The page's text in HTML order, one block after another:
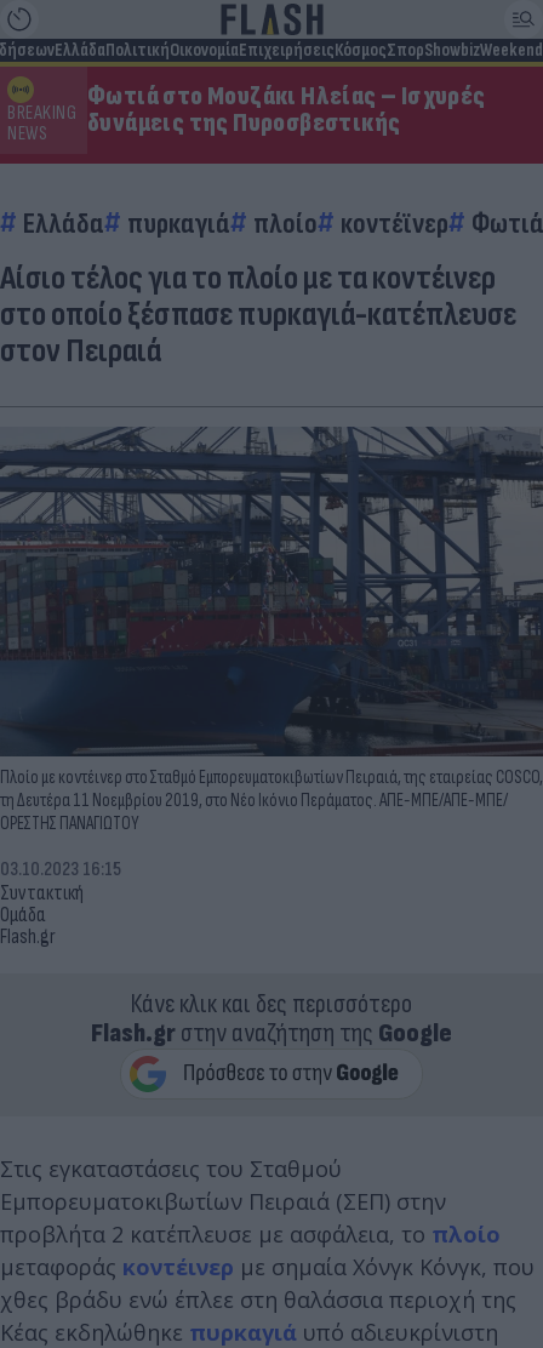
ΕλλάδαΠολιτικήΟικονομίαΕπιχειρήσειςΚόσμοςΣπορShowbizWeekend
BREAKING
NEWS
Φωτιά στο Μουζάκι Ηλείας – Ισχυρές
δυνάμεις της Πυροσβεστικής
Ελλάδα πυρκαγιά πλοίο κοντέϊνερ Φωτιά
Αίσιο τέλος για το πλοίο με τα κοντέινερ
στο οποίο ξέσπασε πυρκαγιά-κατέπλευσε
στον Πειραιά
Πλοίο με κοντέινερ στο Σταθμό Εμπορευματοκιβωτίων Πειραιά, της εταιρείας COSCO,
τη Δευτέρα 11 Νοεμβρίου 2019, στο Νέο Ικόνιο Περάματος. ΑΠΕ-ΜΠΕ/ΑΠΕ-ΜΠΕ/
ΟΡΕΣΤΗΣ ΠΑΝΑΓΙΩΤΟΥ
Συντακτική
Ομάδα
Flash.gr
03.10.2023 16:15
Κάνε κλικ και δες περισσότερο
Flash.grστην αναζήτηση της Google
Στις εγκαταστάσεις του Σταθμού
Εμπορευματοκιβωτίων Πειραιά (ΣΕΠ) στην
προβλήτα 2 κατέπλευσε με ασφάλεια, το πλοίο
μεταφοράς κοντέινερ με σημαία Χόνγκ Κόνγκ, που
χθες βράδυ ενώ έπλεε στη θαλάσσια περιοχή της
Κέας εκδηλώθηκε πυρκαγιά υπό αδιευκρίνιστη